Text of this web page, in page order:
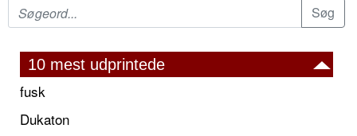
10 mest udprintede
fusk
Dukaton